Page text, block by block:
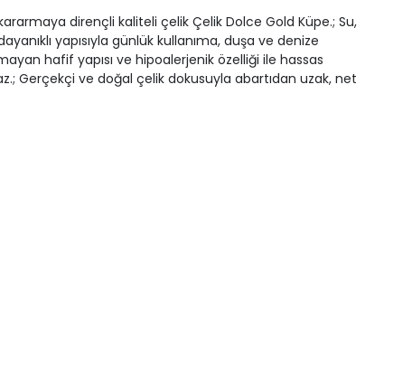
dirençli kaliteli çelik Çelik Dolce Gold Küpe.; Su,
yapısıyla günlük kullanıma, duşa ve denize
hafif yapısı ve hipoalerjenik özelliği ile hassas
Gerçekçi ve doğal çelik dokusuyla abartıdan uzak, net